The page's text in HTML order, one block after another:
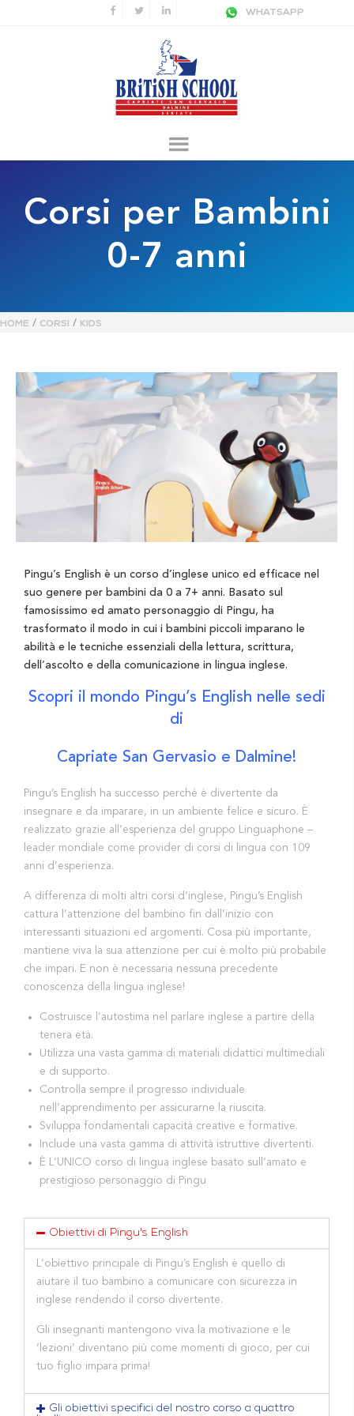
WHATSAPP
Corsi per Bambini
0-7 anni
HOME / CORSI / KIDS
Pingu’s English è un corso d’inglese unico ed efficace nel
suo genere per bambini da 0 a 7+ anni. Basato sul
famosissimo ed amato personaggio di Pingu, ha
trasformato il modo in cui i bambini piccoli imparano le
abilità e le tecniche essenziali della lettura, scrittura,
dell’ascolto e della comunicazione in lingua inglese.
Scopri il mondo Pingu’s English nelle sedi
di
Capriate San Gervasio e Dalmine!
Pingu’s English ha successo perché è divertente da
insegnare e da imparare, in un ambiente felice e sicuro. È
realizzato grazie all’esperienza del gruppo Linguaphone –
leader mondiale come provider di corsi di lingua con 109
anni d’esperienza.
A differenza di molti altri corsi d’inglese, Pingu’s English
cattura l’attenzione del bambino fin dall’inizio con
interessanti situazioni ed argomenti. Cosa più importante,
mantiene viva la sua attenzione per cui è molto più probabile
che impari. E non è necessaria nessuna precedente
conoscenza della lingua inglese!
Costruisce l’autostima nel parlare inglese a partire della
tenera età.
Utilizza una vasta gamma di materiali didattici multimediali
e di supporto.
Controlla sempre il progresso individuale
nell’apprendimento per assicurarne la riuscita.
Sviluppa fondamentali capacità creative e formative.
Include una vasta gamma di attività istruttive divertenti.
È L’UNICO corso di lingua inglese basato sull’amato e
prestigioso personaggio di Pingu
Obiettivi di Pingu's English
L’obiettivo principale di Pingu’s English è quello di
aiutare il tuo bambino a comunicare con sicurezza in
inglese rendendo il corso divertente.
Gli insegnanti mantengono viva la motivazione e le
‘lezioni’ diventano più come momenti di gioco, per cui
tuo figlio impara prima!
Gli obiettivi specifici del nostro corso a quattro